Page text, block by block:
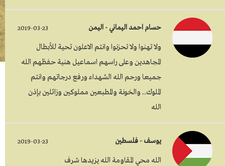
حسام احمد اليماني - اليمن 2019-03-23
ولا تهنوا ولا تحزنوا وانتم الاعلون تحية للأبطال
المجاهدين وعلى راسهم اسماعيل هنية حفظهم الله
جميعا ورحم الله الشهداء ورفع درجاتهم وانتم
الملوك.. والخونة والمطبعين مملوكين وزائلين بإذن
الله
يوسف - فلسطين 2019-03-23
الله محي المقاومة الله يزيدها شرف